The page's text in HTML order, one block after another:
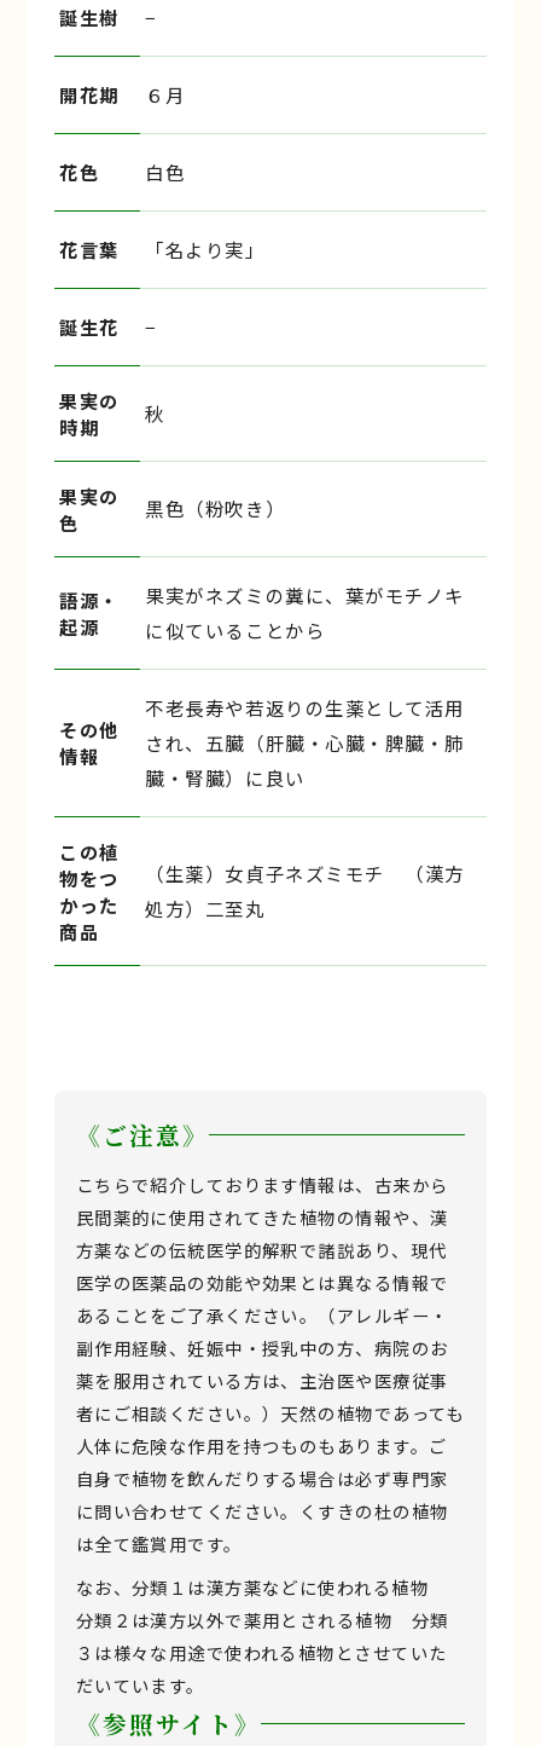
誕生樹 −
開花期 ６月
花色 白色
花言葉 「名より実」
誕生花 −
果実の
時期
秋
果実の
色
黒色（粉吹き）
語源・
起源
果実がネズミの糞に、葉がモチノキ
に似ていることから
その他
情報
不老長寿や若返りの生薬として活用
され、五臓（肝臓・心臓・脾臓・肺
臓・腎臓）に良い
この植
物をつ
かった
商品
（生薬）女貞子ネズミモチ （漢方
処方）二至丸
《ご注意》
こちらで紹介しております情報は、古来から
民間薬的に使用されてきた植物の情報や、漢
方薬などの伝統医学的解釈で諸説あり、現代
医学の医薬品の効能や効果とは異なる情報で
あることをご了承ください。（アレルギー・
副作用経験、妊娠中・授乳中の方、病院のお
薬を服用されている方は、主治医や医療従事
者にご相談ください。）天然の植物であっても
人体に危険な作用を持つものもあります。ご
自身で植物を飲んだりする場合は必ず専門家
に問い合わせてください。くすきの杜の植物
は全て鑑賞用です。
なお、分類１は漢方薬などに使われる植物
分類２は漢方以外で薬用とされる植物 分類
３は様々な用途で使われる植物とさせていた
だいています。
《参照サイト》